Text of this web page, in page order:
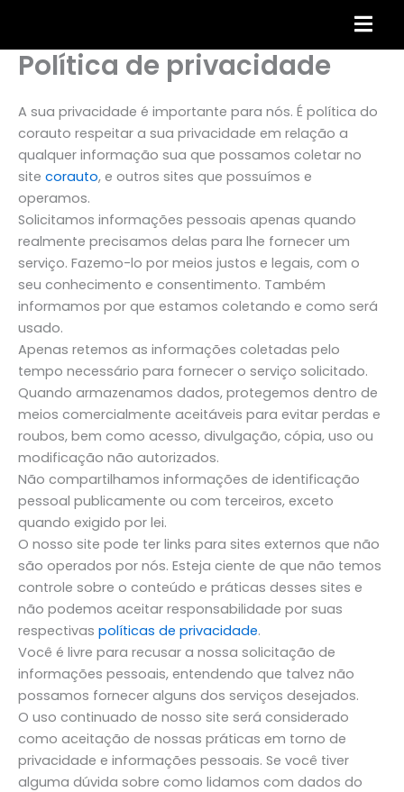
content
Política de privacidade
A sua privacidade é importante para nós. É política do
corauto respeitar a sua privacidade em relação a
qualquer informação sua que possamos coletar no
site corauto, e outros sites que possuímos e
operamos.
Solicitamos informações pessoais apenas quando
realmente precisamos delas para lhe fornecer um
serviço. Fazemo-lo por meios justos e legais, com o
seu conhecimento e consentimento. Também
informamos por que estamos coletando e como será
usado.
Apenas retemos as informações coletadas pelo
tempo necessário para fornecer o serviço solicitado.
Quando armazenamos dados, protegemos dentro de
meios comercialmente aceitáveis ​​para evitar perdas e
roubos, bem como acesso, divulgação, cópia, uso ou
modificação não autorizados.
Não compartilhamos informações de identificação
pessoal publicamente ou com terceiros, exceto
quando exigido por lei.
O nosso site pode ter links para sites externos que não
são operados por nós. Esteja ciente de que não temos
controle sobre o conteúdo e práticas desses sites e
não podemos aceitar responsabilidade por suas
respectivas políticas de privacidade.
Você é livre para recusar a nossa solicitação de
informações pessoais, entendendo que talvez não
possamos fornecer alguns dos serviços desejados.
O uso continuado de nosso site será considerado
como aceitação de nossas práticas em torno de
privacidade e informações pessoais. Se você tiver
alguma dúvida sobre como lidamos com dados do